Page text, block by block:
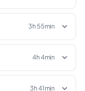
3h 55min
4h 4min
3h 41min